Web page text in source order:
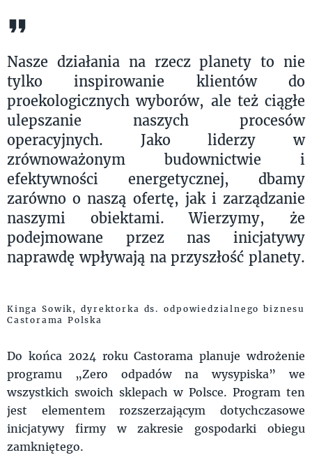
Nasze działania na rzecz planety to nie
tylko inspirowanie klientów do
proekologicznych wyborów, ale też ciągłe
ulepszanie naszych procesów
operacyjnych. Jako liderzy w
zrównoważonym budownictwie i
efektywności energetycznej, dbamy
zarówno o naszą ofertę, jak i zarządzanie
naszymi obiektami. Wierzymy, że
podejmowane przez nas inicjatywy
naprawdę wpływają na przyszłość planety.
Kinga Sowik, dyrektorka ds. odpowiedzialnego biznesu
Castorama Polska
Do końca 2024 roku Castorama planuje wdrożenie
programu „Zero odpadów na wysypiska” we
wszystkich swoich sklepach w Polsce. Program ten
jest elementem rozszerzającym dotychczasowe
inicjatywy firmy w zakresie gospodarki obiegu
zamkniętego.